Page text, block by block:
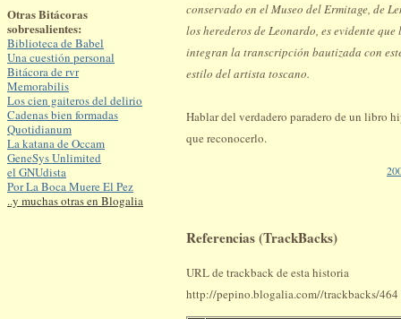
Otras Bitácoras
sobresalientes:
Biblioteca de Babel
Una cuestión personal
Bitácora de rvr
Memorabilis
Los cien gaiteros del delirio
Cadenas bien formadas
Quotidianum
La katana de Occam
GeneSys Unlimited
el GNUdista
Por La Boca Muere El Pez
..y muchas otras en Blogalia
conservado en el Museo del Ermitage, de
los herederos de Leonardo, es evidente
integran la transcripción bautizada con
estilo del artista toscano.
Hablar del verdadero paradero de un libro
que reconocerlo.
Referencias (TrackBacks)
URL de trackback de esta historia
http://pepino.blogalia.com//trackbacks/464